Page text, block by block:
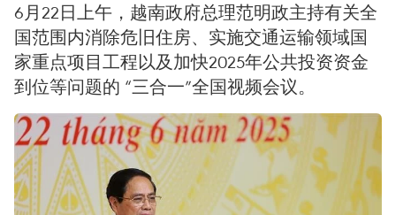
6月22日上午，越南政府总理范明政主持有关全
国范围内消除危旧住房、实施交通运输领域国
家重点项目工程以及加快2025年公共投资资金
到位等问题的 “三合一”全国视频会议。